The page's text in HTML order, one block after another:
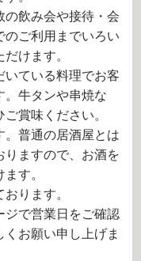
の飲み会や接待・会
のご利用までいろい
けます。
いている料理でお客
。牛タンや串焼な
賞味ください。
。普通の居酒屋とは
りますので、お酒を
す。
ります。
で営業日をご確認
お願い申し上げま